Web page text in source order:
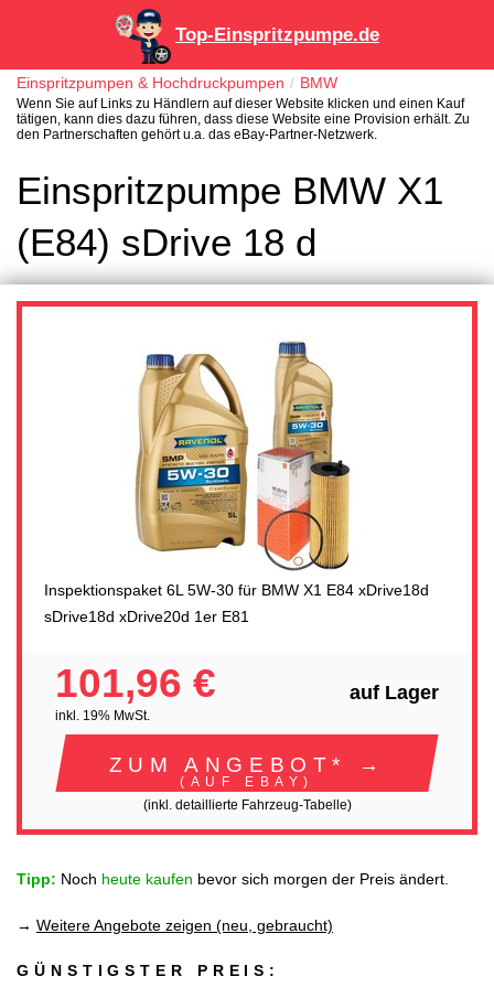
Top-Einspritzpumpe.de
Einspritzpumpen & Hochdruckpumpen BMW
Wenn Sie auf Links zu Händlern auf dieser Website klicken und einen Kauf
tätigen, kann dies dazu führen, dass diese Website eine Provision erhält. Zu
den Partnerschaften gehört u.a. das eBay-Partner-Netzwerk.
Einspritzpumpe BMW X1
(E84) sDrive 18 d
Inspektionspaket 6L 5W-30 für BMW X1 E84 xDrive18d
sDrive18d xDrive20d 1er E81
101,96 €
inkl. 19% MwSt.
auf Lager
ZUM ANGEBOT* →
(AUF EBAY)
(inkl. detaillierte Fahrzeug-Tabelle)
Tipp: Noch heute kaufen bevor sich morgen der Preis ändert.
→ Weitere Angebote zeigen (neu, gebraucht)
GÜNSTIGSTER PREIS: